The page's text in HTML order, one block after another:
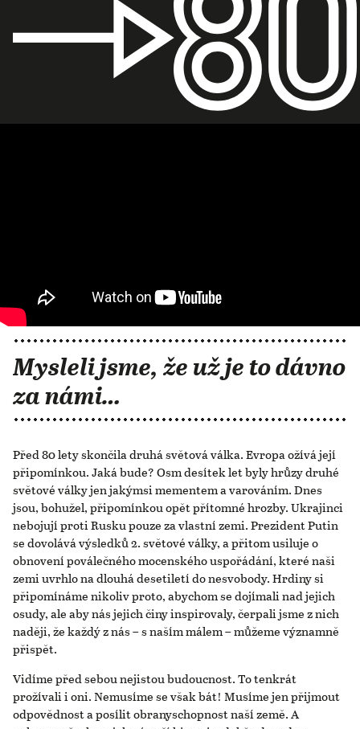
Mysleli jsme, že už je to dávno
za námi…
Před 80 lety skončila druhá světová válka. Evropa ožívá její
připomínkou. Jaká bude? Osm desítek let byly hrůzy druhé
světové války jen jakýmsi mementem a varováním. Dnes
jsou, bohužel, připomínkou opět přítomné hrozby. Ukrajinci
nebojují proti Rusku pouze za vlastní zemi. Prezident Putin
se dovolává výsledků 2. světové války, a přitom usiluje o
obnovení poválečného mocenského uspořádání, které naši
zemi uvrhlo na dlouhá desetiletí do nesvobody. Hrdiny si
připomínáme nikoliv proto, abychom se dojímali nad jejich
osudy, ale aby nás jejich činy inspirovaly, čerpali jsme z nich
naději, že každý z nás – s naším málem – můžeme významně
přispět.
Vidíme před sebou nejistou budoucnost. To tenkrát
prožívali i oni. Nemusíme se však bát! Musíme jen přijmout
odpovědnost a posílit obranyschopnost naší země. A